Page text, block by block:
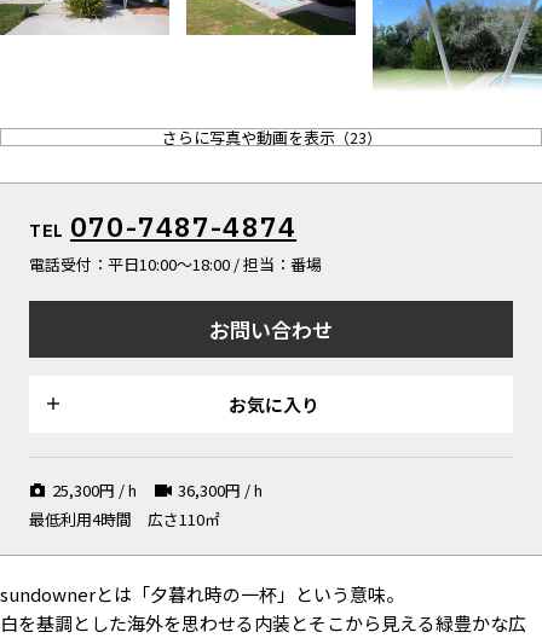
[R]studioについて
お問い合わせ
さらに写真や動画を表示（23）
TEL 070-7487-4874
電話受付：平日10:00〜18:00 / 担当：番場
お問い合わせ
お気に入り
25,300円 / h 36,300円 / h
最低利用4時間
広さ110㎡
sundownerとは「夕暮れ時の一杯」という意味。
白を基調とした海外を思わせる内装とそこから見える緑豊かな広